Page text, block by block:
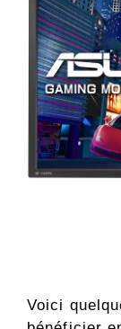
Voici